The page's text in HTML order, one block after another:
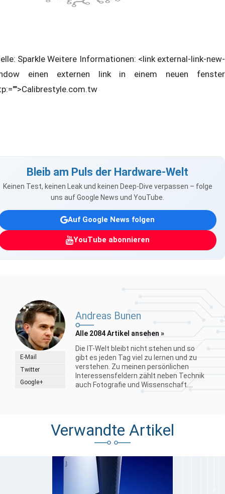
Sparkle Weitere Informationen: <link external-link-new-
einen externen link in einem neuen fenster
Bleib am Puls der Hardware-Welt
Keinen Test, keinen Leak und keinen Deep-Dive verpassen – folge
uns auf Google News und YouTube.
Auf Google News folgen
YouTube abonnieren
E-Mail
Twitter
Google+
Andreas Bunen
Alle 2084 Artikel ansehen »
Die IT-Welt bleibt nicht stehen und so
gibt es jeden Tag viel zu lernen und zu
verstehen. Zu meinen persönlichen
Interessensfeldern zählt neben Technik
auch Fotografie und Wissenschaft....
Verwandte Artikel